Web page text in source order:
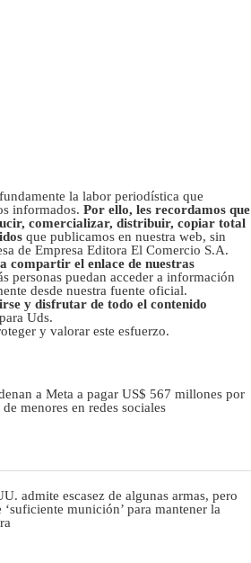
la labor periodística que
informados. Por ello, les recordamos que
comercializar, distribuir, copiar total
que publicamos en nuestra web, sin
de Empresa Editora El Comercio S.A.
compartir el enlace de nuestras
personas puedan acceder a información
desde nuestra fuente oficial.
y disfrutar de todo el contenido
Uds.
y valorar este esfuerzo.
a Meta a pagar US$ 567 millones por
de menores en redes sociales
admite escasez de algunas armas, pero
‘suficiente munición’ para mantener la